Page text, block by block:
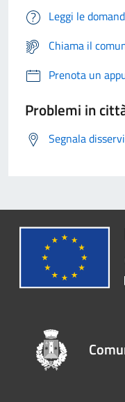
Leggi le
Chiama il
Prenota un
Problemi in
Segnala